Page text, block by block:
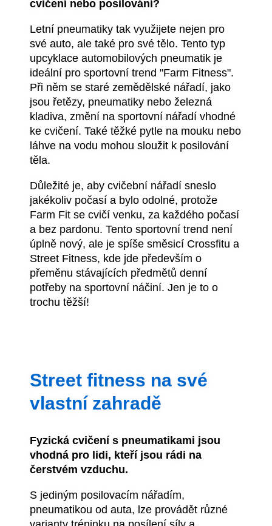
cvičení nebo posilování?
Letní pneumatiky tak využijete nejen pro
své auto, ale také pro své tělo. Tento typ
upcyklace automobilových pneumatik je
ideální pro sportovní trend "Farm Fitness".
Při něm se staré zemědělské nářadí, jako
jsou řetězy, pneumatiky nebo železná
kladiva, změní na sportovní nářadí vhodné
ke cvičení. Také těžké pytle na mouku nebo
láhve na vodu mohou sloužit k posilování
těla.
Důležité je, aby cvičební nářadí sneslo
jakékoliv počasí a bylo odolné, protože
Farm Fit se cvičí venku, za každého počasí
a bez pardonu. Tento sportovní trend není
úplně nový, ale je spíše směsicí Crossfitu a
Street Fitness, kde jde především o
přeměnu stávajících předmětů denní
potřeby na sportovní náčiní. Jen je to o
trochu těžší!
Street fitness na své
vlastní zahradě
Fyzická cvičení s pneumatikami jsou
vhodná pro lidi, kteří jsou rádi na
čerstvém vzduchu.
S jediným posilovacím nářadím,
pneumatikou od auta, lze provádět různé